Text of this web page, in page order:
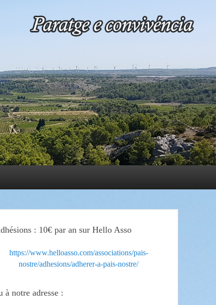
: 10€ par an sur Hello Asso
https://www.helloasso.com/associations/pais-
nostre/adhesions/adherer-a-pais-nostre/
à notre adresse :